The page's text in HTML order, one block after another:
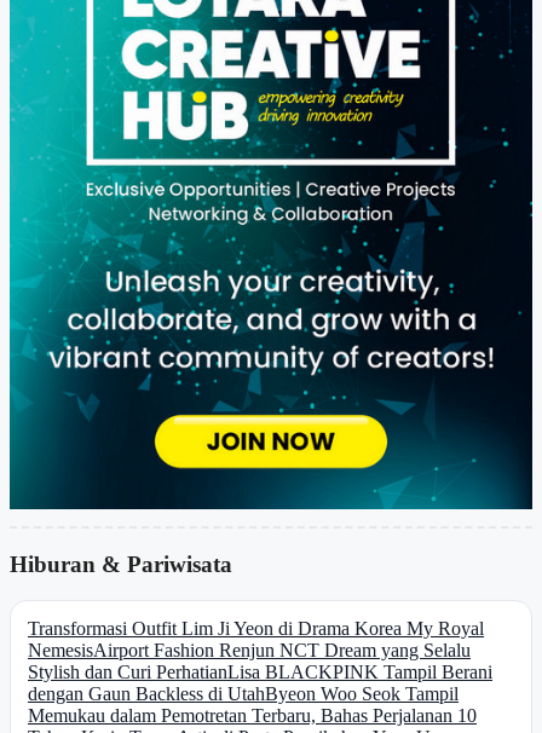
Hiburan & Pariwisata
Transformasi Outfit Lim Ji Yeon di Drama Korea My Royal
NemesisAirport Fashion Renjun NCT Dream yang Selalu
Stylish dan Curi PerhatianLisa BLACKPINK Tampil Berani
dengan Gaun Backless di UtahByeon Woo Seok Tampil
Memukau dalam Pemotretan Terbaru, Bahas Perjalanan 10